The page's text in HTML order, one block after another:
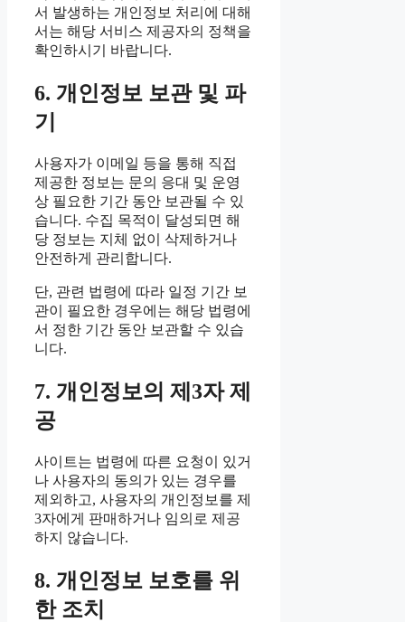
서 발생하는 개인정보 처리에 대해
서는 해당 서비스 제공자의 정책을
확인하시기 바랍니다.
6. 개인정보 보관 및 파
기
사용자가 이메일 등을 통해 직접
제공한 정보는 문의 응대 및 운영
상 필요한 기간 동안 보관될 수 있
습니다. 수집 목적이 달성되면 해
당 정보는 지체 없이 삭제하거나
안전하게 관리합니다.
단, 관련 법령에 따라 일정 기간 보
관이 필요한 경우에는 해당 법령에
서 정한 기간 동안 보관할 수 있습
니다.
7. 개인정보의 제3자 제
공
사이트는 법령에 따른 요청이 있거
나 사용자의 동의가 있는 경우를
제외하고, 사용자의 개인정보를 제
3자에게 판매하거나 임의로 제공
하지 않습니다.
8. 개인정보 보호를 위
한 조치